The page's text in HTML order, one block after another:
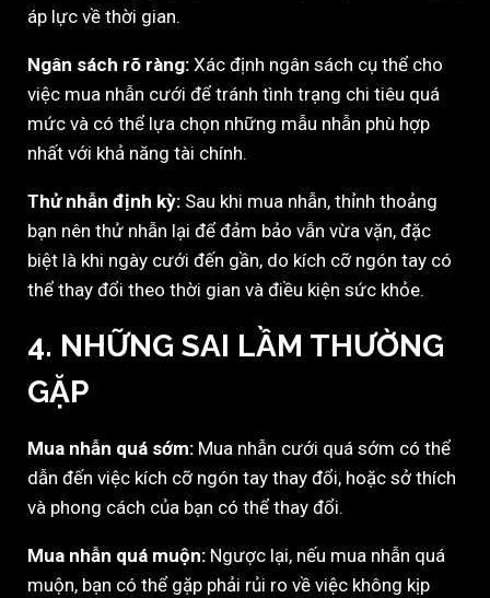
áp lực về thời gian.
Ngân sách rõ ràng: Xác định ngân sách cụ thể cho
việc mua nhẫn cưới để tránh tình trạng chi tiêu quá
mức và có thể lựa chọn những mẫu nhẫn phù hợp
nhất với khả năng tài chính.
Thử nhẫn định kỳ: Sau khi mua nhẫn, thỉnh thoảng
bạn nên thử nhẫn lại để đảm bảo vẫn vừa vặn, đặc
biệt là khi ngày cưới đến gần, do kích cỡ ngón tay có
thể thay đổi theo thời gian và điều kiện sức khỏe.
4. NHỮNG SAI LẦM THƯỜNG
GẶP
Mua nhẫn quá sớm: Mua nhẫn cưới quá sớm có thể
dẫn đến việc kích cỡ ngón tay thay đổi, hoặc sở thích
và phong cách của bạn có thể thay đổi.
Mua nhẫn quá muộn: Ngược lại, nếu mua nhẫn quá
muộn, bạn có thể gặp phải rủi ro về việc không kịp